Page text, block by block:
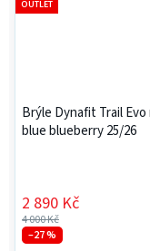
Brýle Dynafit Trail Evo
blue blueberry 25/26
4 000 Kč
2 890 Kč
–27 %
OUTLET